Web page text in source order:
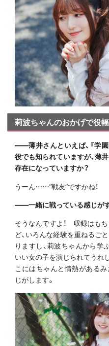
莉波ちゃんのおかげで役
――薄井さんといえば、『学
役でも知られていますが、薄
存在になっていますか？
うーん……“戦友”ですかね！
――一緒に戦っている感じがす
そうなんですよ！ 収録はも
ど、いろんな経験を重ねるご
りますし、莉波ちゃんから学
いい女の子を演じられてうれ
こにはちゃんと情熱がある
じがします。